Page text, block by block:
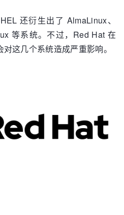
还衍生出了 AlmaLinux、
等系统。不过，Red Hat 在
这几个系统造成严重影响。